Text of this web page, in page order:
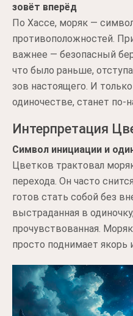
зовёт вперёд
По Хассе, моряк —
противоположностей.
важнее — безопасный
что было раньше,
зов настоящего. И
одиночестве, станет по-
Интерпретация
Символ инициации и
Цветков трактовал
перехода. Он часто
готов стать собой без
выстраданная в
прочувствованная.
просто поднимает якорь